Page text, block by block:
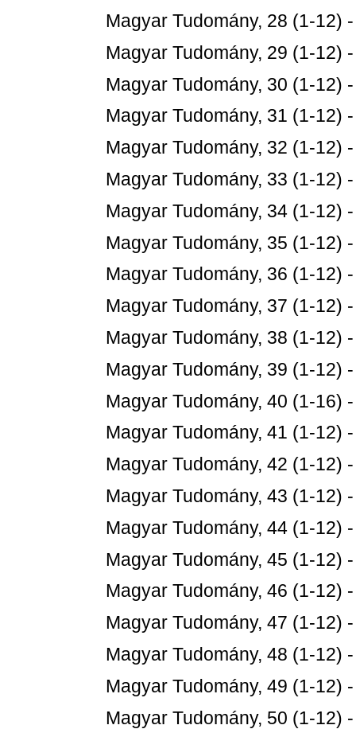
Magyar Tudomány, 28 (1-12)
Magyar Tudomány, 29 (1-12)
Magyar Tudomány, 30 (1-12)
Magyar Tudomány, 31 (1-12)
Magyar Tudomány, 32 (1-12)
Magyar Tudomány, 33 (1-12)
Magyar Tudomány, 34 (1-12)
Magyar Tudomány, 35 (1-12)
Magyar Tudomány, 36 (1-12)
Magyar Tudomány, 37 (1-12)
Magyar Tudomány, 38 (1-12)
Magyar Tudomány, 39 (1-12)
Magyar Tudomány, 40 (1-16)
Magyar Tudomány, 41 (1-12)
Magyar Tudomány, 42 (1-12)
Magyar Tudomány, 43 (1-12)
Magyar Tudomány, 44 (1-12)
Magyar Tudomány, 45 (1-12)
Magyar Tudomány, 46 (1-12)
Magyar Tudomány, 47 (1-12)
Magyar Tudomány, 48 (1-12)
Magyar Tudomány, 49 (1-12)
Magyar Tudomány, 50 (1-12)